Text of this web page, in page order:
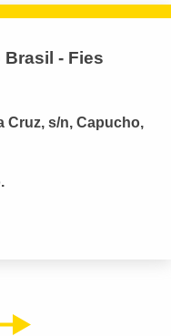
- Fies
Cruz, s/n, Capucho,
Próximo